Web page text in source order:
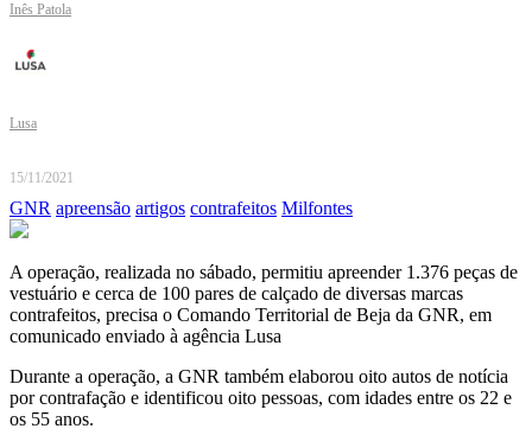
Inês Patola
Lusa
15/11/2021
GNR apreensão artigos contrafeitos Milfontes
A operação, realizada no sábado, permitiu apreender 1.376 peças de
vestuário e cerca de 100 pares de calçado de diversas marcas
contrafeitos, precisa o Comando Territorial de Beja da GNR, em
comunicado enviado à agência Lusa
Durante a operação, a GNR também elaborou oito autos de notícia
por contrafação e identificou oito pessoas, com idades entre os 22 e
os 55 anos.